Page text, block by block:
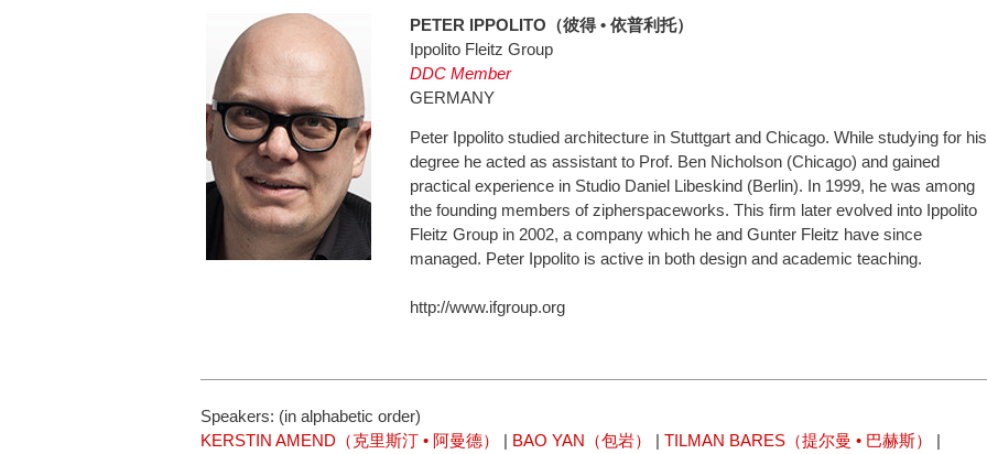
PETER IPPOLITO（彼得 • 依普利托）
Ippolito Fleitz Group
DDC Member
GERMANY
Peter Ippolito studied architecture in Stuttgart and Chicago. While studying for his
degree he acted as assistant to Prof. Ben Nicholson (Chicago) and gained
practical experience in Studio Daniel Libeskind (Berlin). In 1999, he was among
the founding members of zipherspaceworks. This firm later evolved into Ippolito
Fleitz Group in 2002, a company which he and Gunter Fleitz have since
managed. Peter Ippolito is active in both design and academic teaching.
http://www.ifgroup.org
Speakers: (in alphabetic order)
KERSTIN AMEND（克里斯汀 • 阿曼德）
| BAO YAN（包岩） | TILMAN BARES（提尔曼 • 巴赫斯）
|